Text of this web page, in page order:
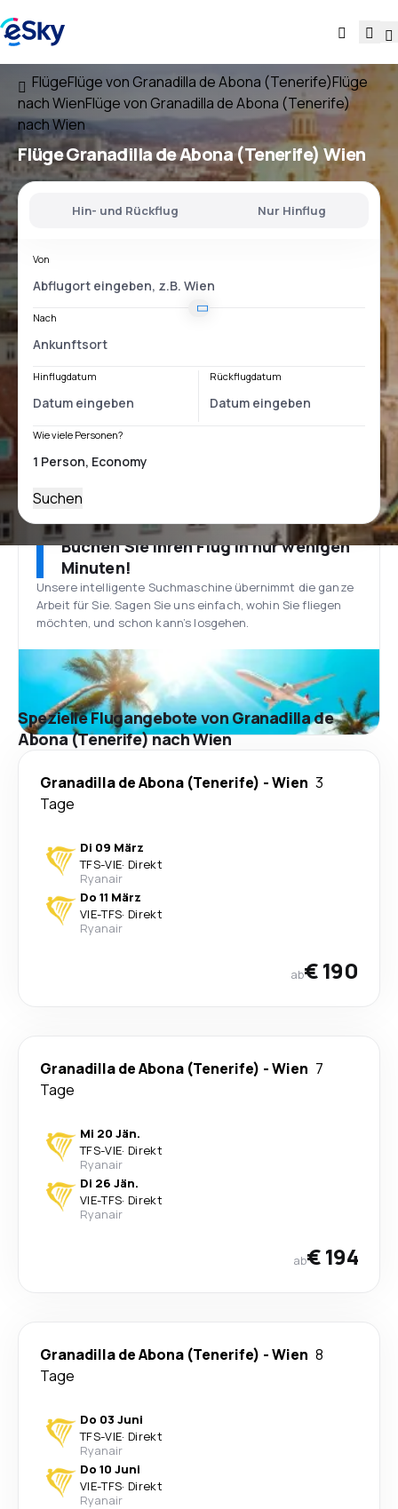
FlügeFlüge von Granadilla de Abona (Tenerife)Flüge
nach WienFlüge von Granadilla de Abona (Tenerife)
nach Wien
FlügeGranadilla de Abona (Tenerife) Wien
Hin- und Rückflug Nur Hinflug
Von
Nach
Hinflugdatum Rückflugdatum
Wie viele Personen?
Suchen
Buchen Sie Ihren Flug in nur wenigen
Minuten!
Unsere intelligente Suchmaschine übernimmt die ganze
Arbeit für Sie. Sagen Sie uns einfach, wohin Sie fliegen
möchten, und schon kann’s losgehen.
Spezielle Flugangebote von Granadilla de
Abona (Tenerife) nach Wien
Granadilla de Abona (Tenerife) -Wien 3
Tage
Di 09 März
TFS-VIE· Direkt
Ryanair
Do 11 März
VIE-TFS· Direkt
Ryanair
ab€ 190
Granadilla de Abona (Tenerife) -Wien 7
Tage
Mi 20 Jän.
TFS-VIE· Direkt
Ryanair
Di 26 Jän.
VIE-TFS· Direkt
Ryanair
ab€ 194
Granadilla de Abona (Tenerife) -Wien 8
Tage
Do 03 Juni
TFS-VIE· Direkt
Ryanair
Do 10 Juni
VIE-TFS· Direkt
Ryanair